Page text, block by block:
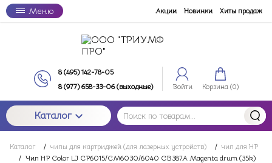
Меню Акции Новинки Хиты продаж
8 (495) 142-78-05
8 (977) 658-33-06 (выходные)
Войти Корзина (0)
Каталог
Каталог / чипы для картриджей (для лазерных устройств) / чип для HP
/ Чип HP Color LJ CP6015/CM6030/6040 CB387A Magenta drum (35k)